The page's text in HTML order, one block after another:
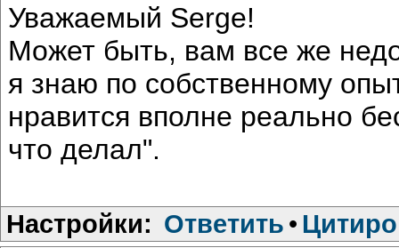
Уважаемый Serge!
Может быть, вам все же
я знаю по собственному
нравится вполне реально
что делал".
Настройки: Ответить •